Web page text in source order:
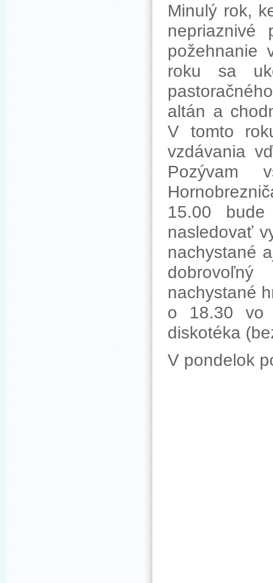
Minulý rok,
požehnanie
roku sa
altán a
V tomto
vzdávania
Pozývam
15.00
nasledovať
nachystané
nachystané
o 18.30 vo
diskotéka
V pondelok